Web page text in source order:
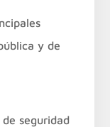
y de
seguridad